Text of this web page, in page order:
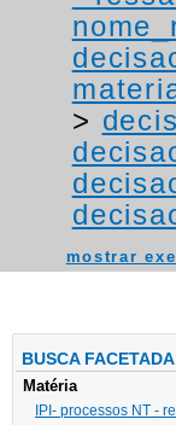
>
mostrar
BUSCA FACETADA
Matéria
IPI- processos NT -